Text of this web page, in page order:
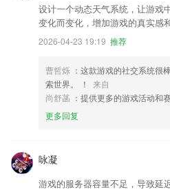
设计一个动态天气系统，让游戏
变化而变化，增加游戏的真实感
2026-04-23 19:19 推荐
曹哲烁 ：这款游戏的社交系统很
索世界。 ！
来自
尚舒菡 ：提供更多的游戏活动和
更多回复
咏凝
游戏的服务器容量不足，导致延